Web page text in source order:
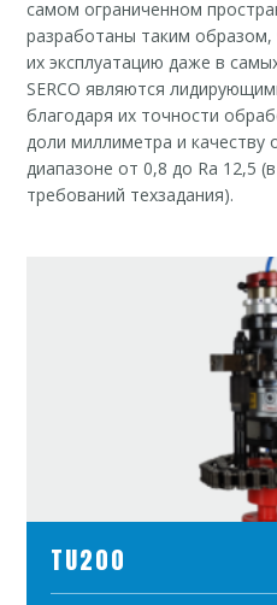
самом ограниченном
разработаны таким
их эксплуатацию даже в
SERCO являются
благодаря их точности
доли миллиметра и качеству
диапазоне от 0,8 до Ra 12,5
требований техзадания).
TU200
ПРОСМОТР